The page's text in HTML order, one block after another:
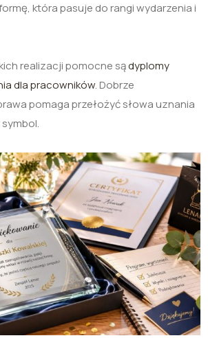
która pasuje do rangi wydarzenia i
realizacji pomocne sądyplomy
dla pracowników. Dobrze
pomaga przełożyć słowa uznania